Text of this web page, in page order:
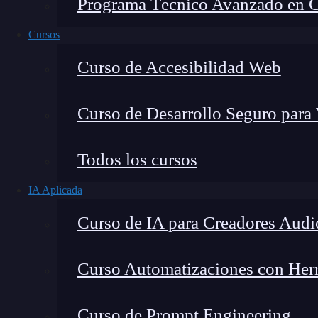
Programa Técnico Avanzado
Cursos
Curso de Accesibilidad Web
Curso de Desarrollo Seguro para
Todos los cursos
IA Aplicada
Curso de IA para Creadores
Curso Automatizaciones con
Contribuyo a acercar la realidad del sector